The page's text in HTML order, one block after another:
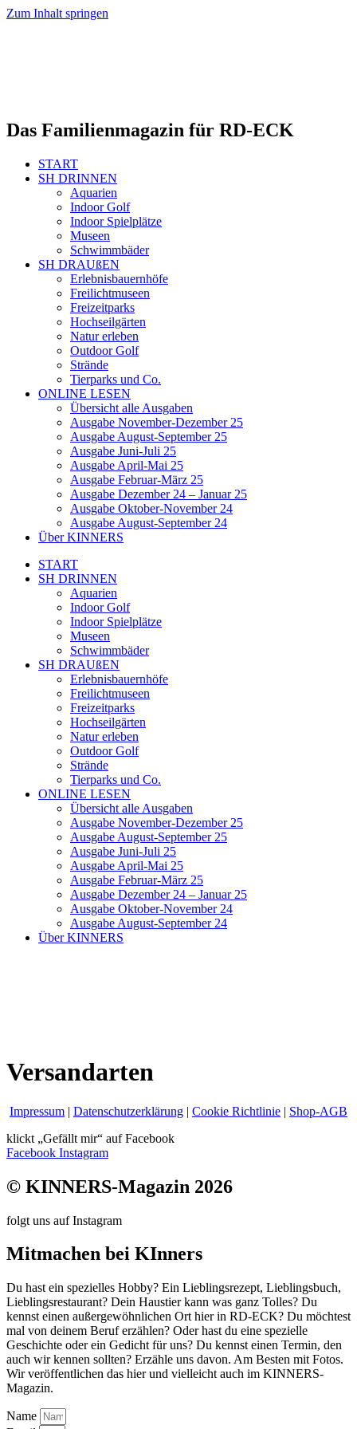
Zum Inhalt springen
Das Familienmagazin für RD-ECK
START
SH DRINNEN
Aquarien
Indoor Golf
Indoor Spielplätze
Museen
Schwimmbäder
SH DRAUßEN
Erlebnisbauernhöfe
Freilichtmuseen
Freizeitparks
Hochseilgärten
Natur erleben
Outdoor Golf
Strände
Tierparks und Co.
ONLINE LESEN
Übersicht alle Ausgaben
Ausgabe November-Dezember 25
Ausgabe August-September 25
Ausgabe Juni-Juli 25
Ausgabe April-Mai 25
Ausgabe Februar-März 25
Ausgabe Dezember 24 – Januar 25
Ausgabe Oktober-November 24
Ausgabe August-September 24
Über KINNERS
START
SH DRINNEN
Aquarien
Indoor Golf
Indoor Spielplätze
Museen
Schwimmbäder
SH DRAUßEN
Erlebnisbauernhöfe
Freilichtmuseen
Freizeitparks
Hochseilgärten
Natur erleben
Outdoor Golf
Strände
Tierparks und Co.
ONLINE LESEN
Übersicht alle Ausgaben
Ausgabe November-Dezember 25
Ausgabe August-September 25
Ausgabe Juni-Juli 25
Ausgabe April-Mai 25
Ausgabe Februar-März 25
Ausgabe Dezember 24 – Januar 25
Ausgabe Oktober-November 24
Ausgabe August-September 24
Über KINNERS
Versandarten
Impressum | Datenschutzerklärung | Cookie Richtlinie | Shop-AGB
klickt „Gefällt mir“ auf Facebook
Facebook Instagram
© KINNERS-Magazin 2026
folgt uns auf Instagram
Mitmachen bei KInners
Du hast ein spezielles Hobby? Ein Lieblingsrezept, Lieblingsbuch,
Lieblingsrestaurant? Dein Haustier kann was ganz Tolles? Du
kennst einen außergewöhnlichen Ort hier in RD-ECK? Du möchtest
mal von deinem Beruf erzählen? Oder hast du eine spezielle
Geschichte oder ein Gedicht für uns? Du kennst einen Termin, den
auch wir kennen sollten? Erzähle uns davon. Am Besten mit Fotos.
Wir veröffentlichen das hier und vielleicht auch im KINNERS-
Magazin.
Name